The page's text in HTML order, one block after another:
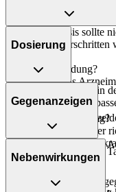
Die Gesamtdosis sollte
Apotheker überschritten
Art der Anwendung?
Nehmen Sie das
Dauer der Anwendung?
Die Anwendungsdauer
und/oder Dauer der
Arzt bestimmt.
Überdosierung?
Dosierung
Die Dosierung wird in
und auf eine für Sie
Erwachsene 1/2-1
Gegenanzeigen
Was spricht gegen eine
- Überempfindlichkeit
Nebenwirkungen